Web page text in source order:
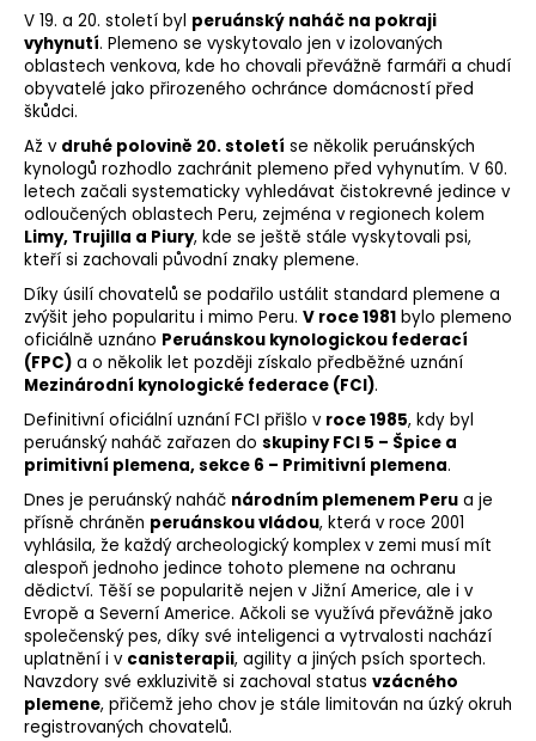
V 19. a 20. století byl peruánský naháč na pokraji
vyhynutí. Plemeno se vyskytovalo jen v izolovaných
oblastech venkova, kde ho chovali převážně farmáři a chudí
obyvatelé jako přirozeného ochránce domácností před
škůdci.
Až v druhé polovině 20. století se několik peruánských
kynologů rozhodlo zachránit plemeno před vyhynutím. V 60.
letech začali systematicky vyhledávat čistokrevné jedince v
odloučených oblastech Peru, zejména v regionech kolem
Limy, Trujilla a Piury, kde se ještě stále vyskytovali psi,
kteří si zachovali původní znaky plemene.
Díky úsilí chovatelů se podařilo ustálit standard plemene a
zvýšit jeho popularitu i mimo Peru. V roce 1981 bylo plemeno
oficiálně uznáno Peruánskou kynologickou federací
(FPC) a o několik let později získalo předběžné uznání
Mezinárodní kynologické federace (FCI).
Definitivní oficiální uznání FCI přišlo v roce 1985, kdy byl
peruánský naháč zařazen do skupiny FCI 5 – Špice a
primitivní plemena, sekce 6 – Primitivní plemena.
Dnes je peruánský naháč národním plemenem Peru a je
přísně chráněn peruánskou vládou, která v roce 2001
vyhlásila, že každý archeologický komplex v zemi musí mít
alespoň jednoho jedince tohoto plemene na ochranu
dědictví. Těší se popularitě nejen v Jižní Americe, ale i v
Evropě a Severní Americe. Ačkoli se využívá převážně jako
společenský pes, díky své inteligenci a vytrvalosti nachází
uplatnění i v canisterapii, agility a jiných psích sportech.
Navzdory své exkluzivitě si zachoval status vzácného
plemene, přičemž jeho chov je stále limitován na úzký okruh
registrovaných chovatelů.